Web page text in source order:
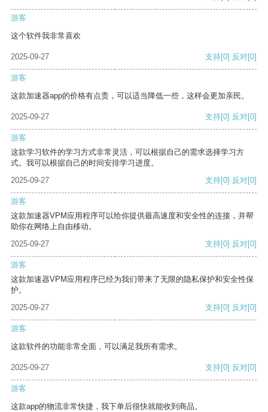
游客
这个软件我非常喜欢
2025-09-27 支持[0] 反对[0]
游客
这款加速器app的价格有点贵，可以适当降低一些，这样会更加亲民。
2025-09-27 支持[0] 反对[0]
游客
这款学习软件的学习方式非常灵活，可以根据自己的需求选择学习方
式。我可以根据自己的时间安排学习进度。
2025-09-27
支持[0] 反对[0]
游客
这款加速器VPM应用程序可以给你提供最高速度和安全性的连接，并帮
助你在网络上自由移动。
2025-09-27
支持[0] 反对[0]
游客
这款加速器VPM应用程序已经为我们带来了无限的隐私保护和安全性保
护。
2025-09-27
支持[0] 反对[0]
游客
这款软件的功能非常全面，可以满足我所有需求。
2025-09-27 支持[0] 反对[0]
游客
这款app的物流非常快捷，我下单后很快就能收到商品。